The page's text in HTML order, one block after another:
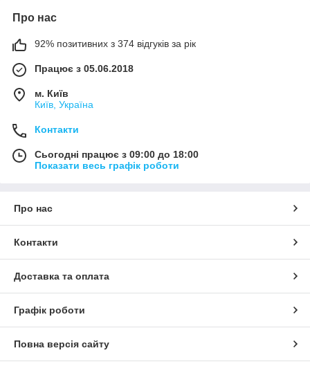
Про нас
92% позитивних з 374 відгуків за рік
Працює з 05.06.2018
м. Київ
Київ, Україна
Контакти
Сьогодні працює з 09:00 до 18:00
Показати весь графік роботи
Про нас
Контакти
Доставка та оплата
Графік роботи
Повна версія сайту